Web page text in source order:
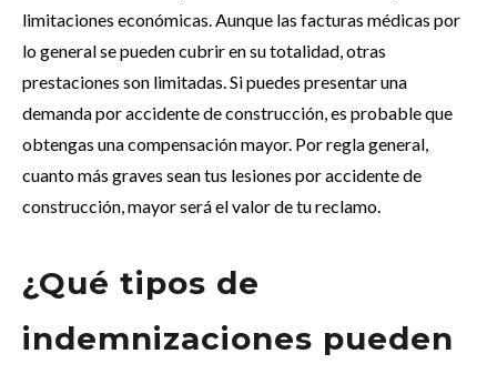
limitaciones económicas. Aunque las facturas médicas por
lo general se pueden cubrir en su totalidad, otras
prestaciones son limitadas. Si puedes presentar una
demanda por accidente de construcción, es probable que
obtengas una compensación mayor. Por regla general,
cuanto más graves sean tus lesiones por accidente de
construcción, mayor será el valor de tu reclamo.
¿Qué tipos de
indemnizaciones pueden